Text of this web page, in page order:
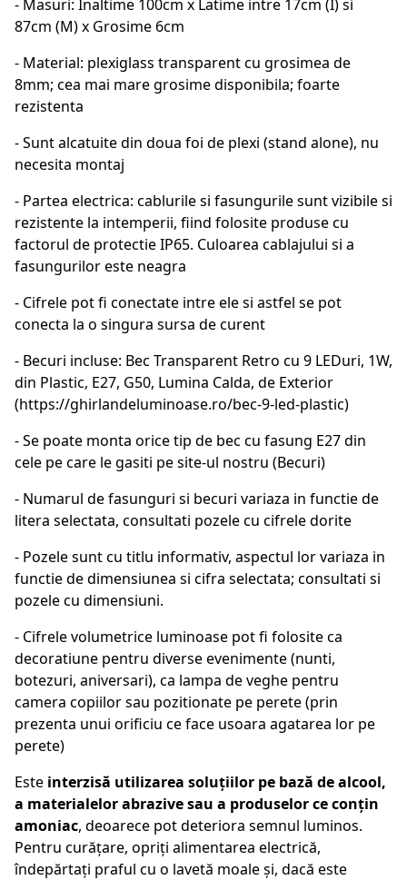
- Masuri: Inaltime 100cm x Latime intre 17cm (I) si
87cm (M) x Grosime 6cm
- Material: plexiglass transparent cu grosimea de
8mm; cea mai mare grosime disponibila; foarte
rezistenta
- Sunt alcatuite din doua foi de plexi (stand alone), nu
necesita montaj
- Partea electrica: cablurile si fasungurile sunt vizibile si
rezistente la intemperii, fiind folosite produse cu
factorul de protectie IP65. Culoarea cablajului si a
fasungurilor este neagra
- Cifrele pot fi conectate intre ele si astfel se pot
conecta la o singura sursa de curent
- Becuri incluse: Bec Transparent Retro cu 9 LEDuri, 1W,
din Plastic, E27, G50, Lumina Calda, de Exterior
(https://ghirlandeluminoase.ro/bec-9-led-plastic)
- Se poate monta orice tip de bec cu fasung E27 din
cele pe care le gasiti pe site-ul nostru (Becuri)
- Numarul de fasunguri si becuri variaza in functie de
litera selectata, consultati pozele cu cifrele dorite
- Pozele sunt cu titlu informativ, aspectul lor variaza in
functie de dimensiunea si cifra selectata; consultati si
pozele cu dimensiuni.
- Cifrele volumetrice luminoase pot fi folosite ca
decoratiune pentru diverse evenimente (nunti,
botezuri, aniversari), ca lampa de veghe pentru
camera copiilor sau pozitionate pe perete (prin
prezenta unui orificiu ce face usoara agatarea lor pe
perete)
Este interzisă utilizarea soluțiilor pe bază de alcool,
a materialelor abrazive sau a produselor ce conțin
amoniac, deoarece pot deteriora semnul luminos.
Pentru curățare, opriți alimentarea electrică,
îndepărtați praful cu o lavetă moale și, dacă este